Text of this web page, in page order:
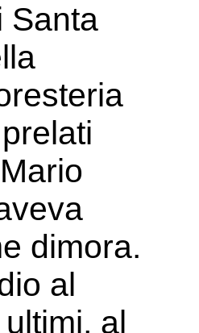
Santa
dimora.
al
al